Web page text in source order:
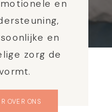
OVER ONS
en
en
zorg de